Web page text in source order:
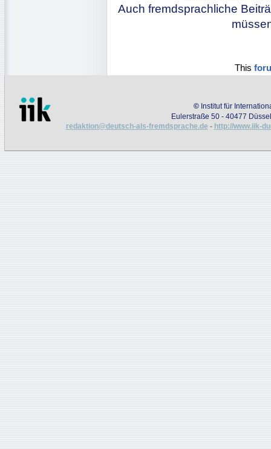
Auch fremdsprachliche
This
© Institut für
Eulerstraße 50 - 40477
redaktion@deutsch-als-fremdsprache.de - http://www.iik-